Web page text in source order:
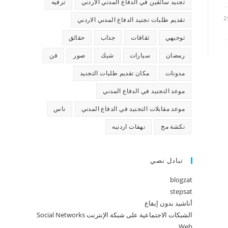
تجنيد سائقين في الدفاع المدني الاردني ترفيه
تقديم طلبات تجنيد الدفاع المدني الاردني
توجيهي ثقافات جذاب حقائق
رمضان سيارات شيك صور فن
مدونات مكان تقديم طلبات التجنيد
موعد التجنيد في الدفاع المدني
موعد مقابلات التجنيد في الدفاع المدني ناس
نكشة مخ نهفات اردنيه
تبادل نصي
blogzat
stepsat
أناشيد بدون إيقاع
الشبكات الاجتماعية على شبكة الإنترنت Social Networks